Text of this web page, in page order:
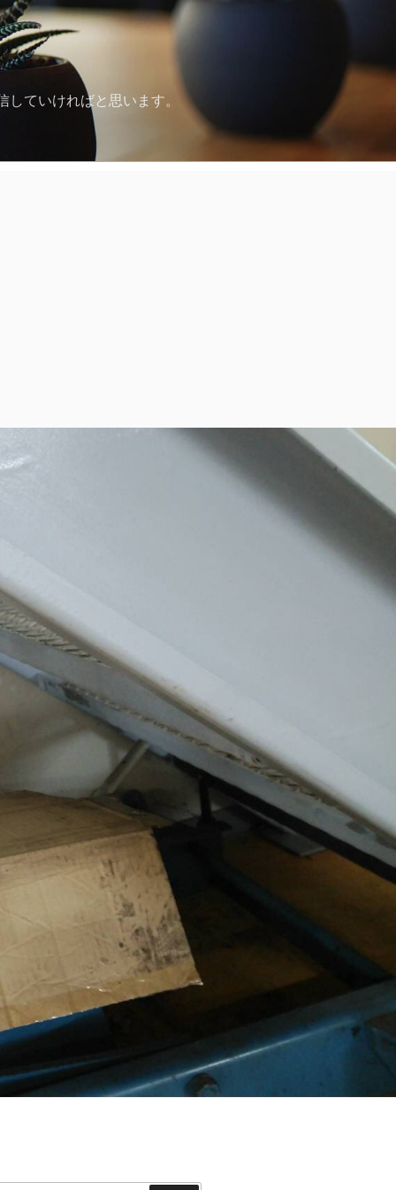
ていければと思います。